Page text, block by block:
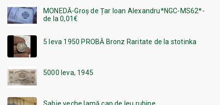
MONEDĂ-Groș de Țar Ioan Alexandru*NGC-MS62*-
de la 0,01€
5 leva 1950 PROBĂ Bronz Raritate de la stotinka
5000 leva, 1945